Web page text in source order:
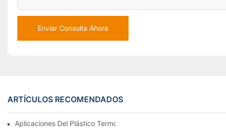
Enviar Consulta Ahora
ARTÍCULOS RECOMENDADOS
Aplicaciones Del Plástico Termoformado En Dispositivos Médicos